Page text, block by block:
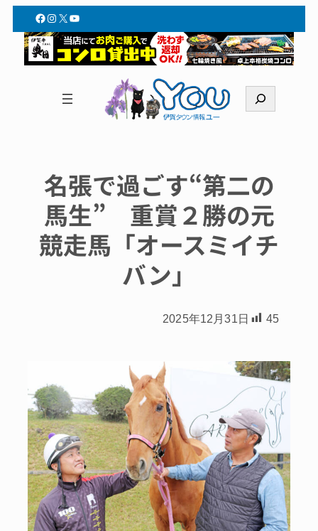
Facebook
Instagram
X YouTube
索
名張で過ごす“第二の
馬生” 重賞２勝の元
競走馬「オースミイチ
バン」
2025年12月31日 45